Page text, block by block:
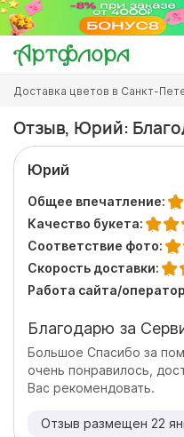
Перейти
основному
содержанию
Вы
здесь
Доставка цветов в Санкт-
Отзыв, Юрий:
Юрий
Общее впечатление:
Качество букета:
Соответствие фото:
Скорость доставки:
Работа сайта/
Благодарю за
Большое Спасибо за
очень понравилось,
Вас рекомендовать.
Отзыв размещен 22